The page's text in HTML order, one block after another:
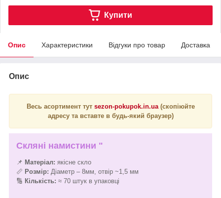
Купити
Опис Характеристики Відгуки про товар Доставка
Опис
Весь асортимент тут sezon-pokupok.in.ua (скопіюйте
адресу та вставте в будь-який браузер)
Скляні намистини "
📌 Матеріал: якісне скло
📏 Розмір: Діаметр – 8мм, отвір ~1,5 мм
🔢 Кількість: ≈ 70 штук в упаковці